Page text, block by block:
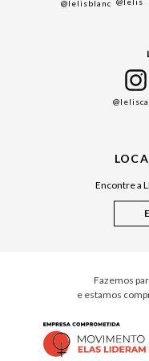
Black Friday
Cuidados Casa
@lelisblanc
Encontre a
Fazemos
e estamos